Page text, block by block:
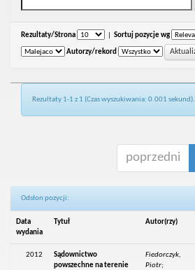
Rezultaty/Strona Sortuj pozycje wg
Autorzy/rekord
Rezultaty 1-1 z 1 (Czas wyszukiwania: 0.001 sekund).
poprzedni
Odsłon pozycji:
Data
wydania
Tytuł Autor(rzy)
2012
Sądownictwo
powszechne na terenie
Fiedorczyk,
Piotr;